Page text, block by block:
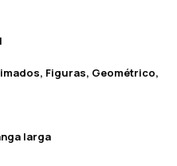
Figuras, Geométrico,
larga